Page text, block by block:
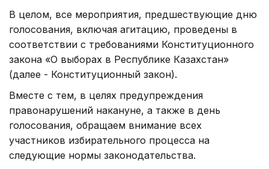
В целом, все мероприятия, предшествующие дню
голосования, включая агитацию, проведены в
соответствии с требованиями Конституционного
закона «О выборах в Республике Казахстан»
(далее - Конституционный закон).
Вместе с тем, в целях предупреждения
правонарушений накануне, а также в день
голосования, обращаем внимание всех
участников избирательного процесса на
следующие нормы законодательства.